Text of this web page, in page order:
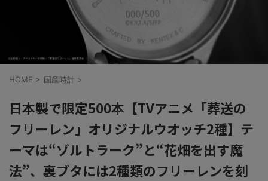
HOME > 国産時計 >
日本製で限定500本【TVアニメ「葬送の
フリーレン」オリジナルウオッチ2種】テ
ーマは“ゾルトラーク”と“花畑を出す魔
法”、裏ブタには2種類のフリーレンを刻